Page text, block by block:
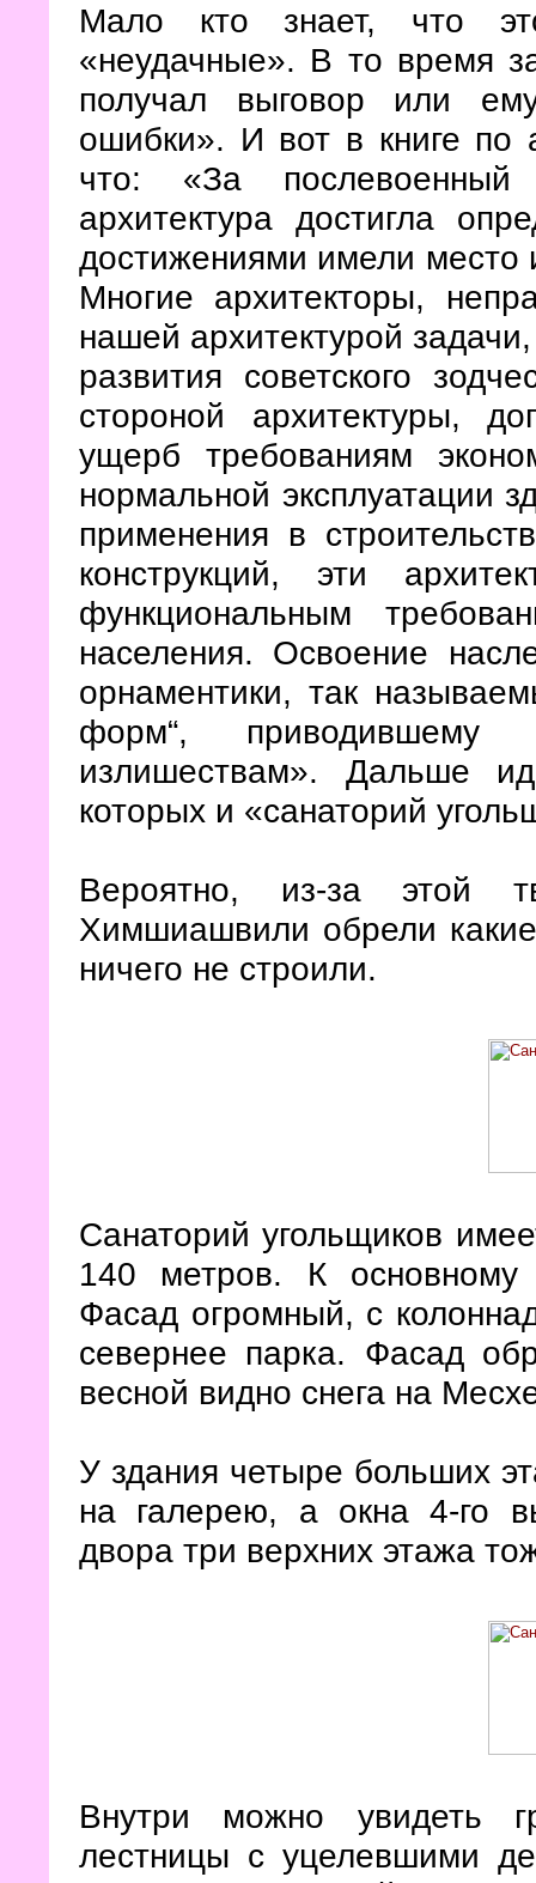
Мало кто знает, что
«неудачные». В то время
получал выговор или
ошибки». И вот в книге по
что: «За послевоенный
архитектура достигла
достижениями имели место
Многие архитекторы,
нашей архитектурой
развития советского
стороной архитектуры,
ущерб требованиям
нормальной эксплуатации
применения в
конструкций, эти
функциональным
населения. Освоение
орнаментики, так
форм“,
излишествам». Дальше
которых и «санаторий
Вероятно, из-за этой
Химшиашвили обрели
ничего не строили.
Санаторий угольщиков
140 метров. К
Фасад огромный, с
севернее парка. Фасад
весной видно снега на
У здания четыре больших
на галерею, а окна 4-го
двора три верхних этажа
Внутри можно увидеть
лестницы с уцелевшими